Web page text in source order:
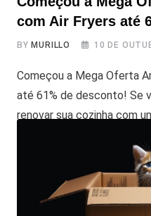
com Air Fryers até
BYMURILLO 10 DE
Começou a Mega Oferta
até 61% de desconto! Se
renovar sua cozinha com
adquirir a sua primeira
site certo e no momento